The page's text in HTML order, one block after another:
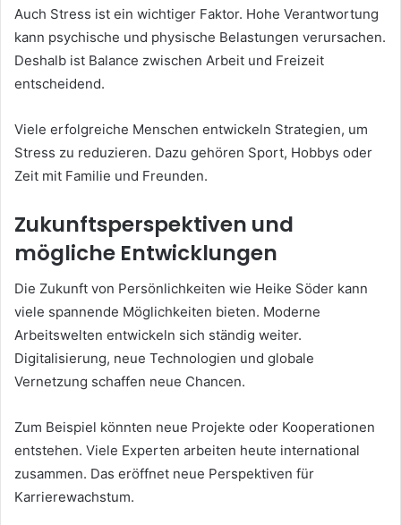
Auch Stress ist ein wichtiger Faktor. Hohe Verantwortung
kann psychische und physische Belastungen verursachen.
Deshalb ist Balance zwischen Arbeit und Freizeit
entscheidend.
Viele erfolgreiche Menschen entwickeln Strategien, um
Stress zu reduzieren. Dazu gehören Sport, Hobbys oder
Zeit mit Familie und Freunden.
Zukunftsperspektiven und
mögliche Entwicklungen
Die Zukunft von Persönlichkeiten wie Heike Söder kann
viele spannende Möglichkeiten bieten. Moderne
Arbeitswelten entwickeln sich ständig weiter.
Digitalisierung, neue Technologien und globale
Vernetzung schaffen neue Chancen.
Zum Beispiel könnten neue Projekte oder Kooperationen
entstehen. Viele Experten arbeiten heute international
zusammen. Das eröffnet neue Perspektiven für
Karrierewachstum.